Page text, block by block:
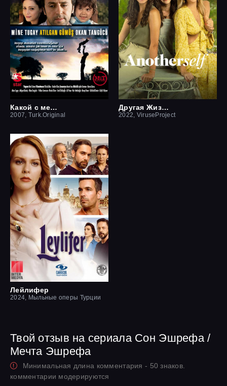
Какой с меня отец
2007, Turk.Original
Другая Жизнь
2022, ViruseProject
Лейлифер
2024, Мыльные оперы Турции
Твой отзыв на сериала Сон Эшрефа /
Мечта Эшрефа
Минимальная длина комментария - 50 знаков.
комментарии модерируются